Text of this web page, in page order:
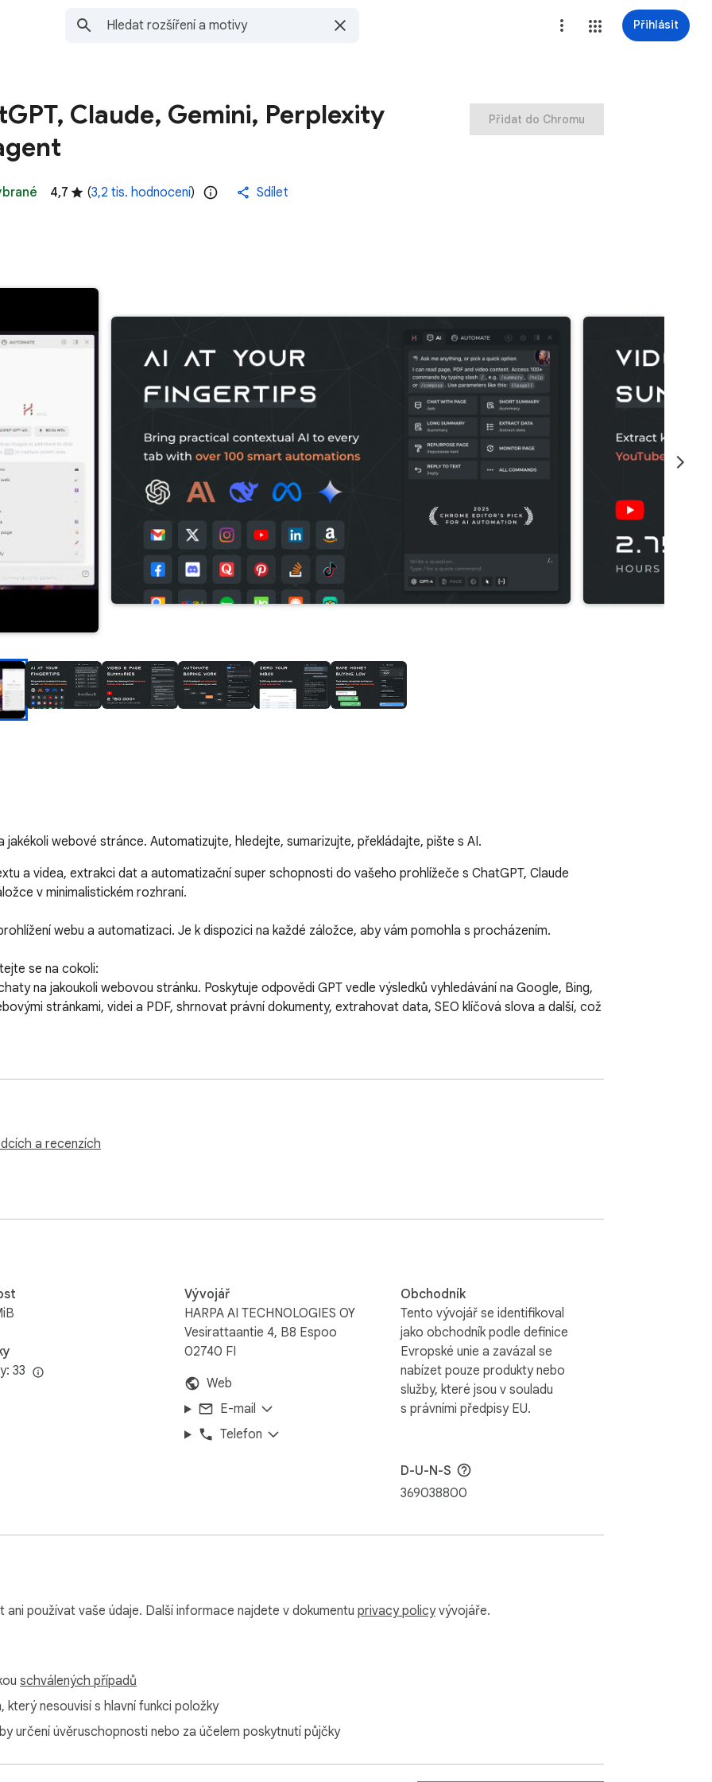
Přihlásit
Claude, Gemini, Perplexity
4,7 (3,2 tis. hodnocení) Sdílet
Přidat do Chromu
webové stránce. Automatizujte, hledejte, sumarizujte, překládajte, pište s AI.
a videa, extrakci dat a automatizační super schopnosti do vašeho prohlížeče s ChatGPT, Claude
v minimalistickém rozhraní.
webu a automatizaci. Je k dispozici na každé záložce, aby vám pomohla s procházením.
se na cokoli:
stránkami, videi a PDF, shrnovat právní dokumenty, extrahovat data, SEO klíčová slova a další, což
API klíčům.
uvědoměním stránek
Google Sheets, 🌈 průvodce příkazy Midjourney, extraktor RSS, AI pomocníka pro studium a další
a recenzích
33
Vývojář
HARPA AI TECHNOLOGIES OY
Vesirattaantie 4, B8 Espoo
02740 FI
Web
E-mail
Telefon
Obchodník
Tento vývojář se identifikoval
jako obchodník podle definice
Evropské unie a zavázal se
nabízet pouze produkty nebo
služby, které jsou v souladu
s právními předpisy EU.
D-U-N-S
369038800
používat vaše údaje. Další informace najdete v dokumentu privacy policyvývojáře.
schválených případů
nesouvisí s hlavní funkci položky
určení úvěruschopnosti nebo za účelem poskytnutí půjčky